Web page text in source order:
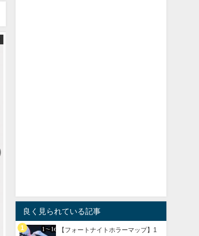
良く見られている記事
【フォートナイトホラーマップ】1